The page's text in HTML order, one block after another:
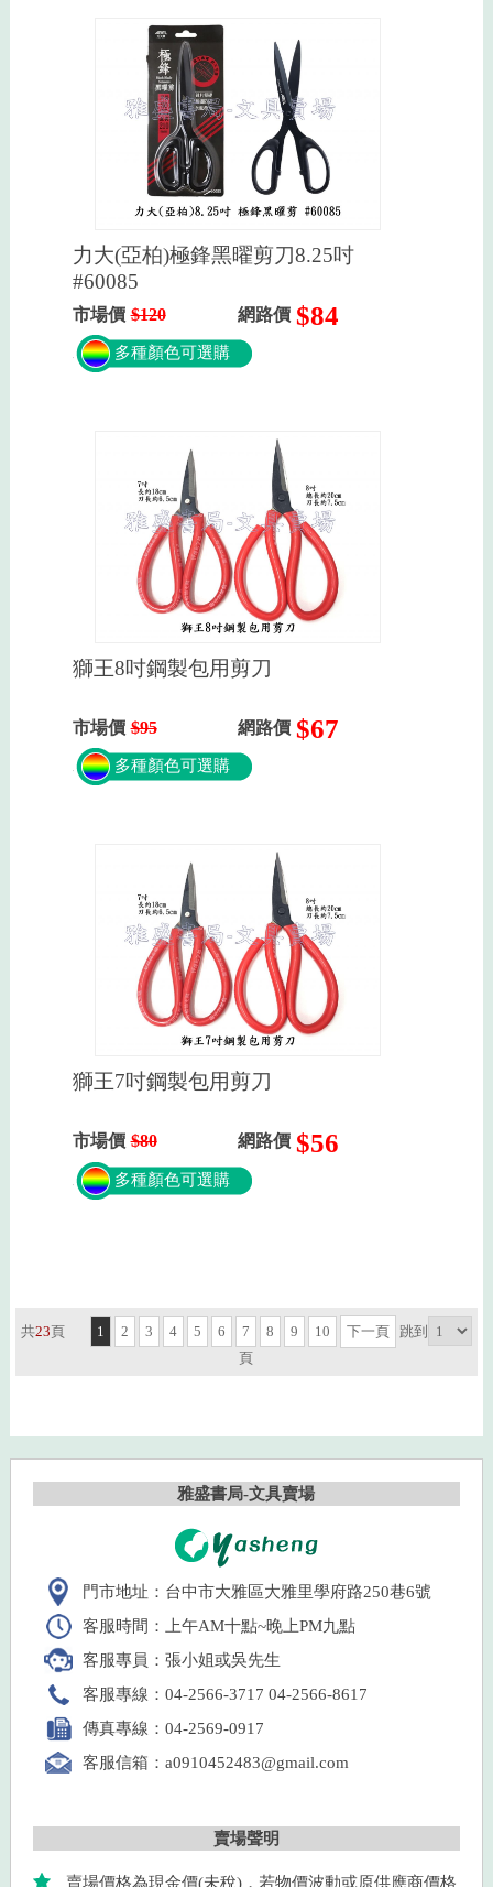
力大(亞柏)極鋒黑曜剪刀8.25吋
#60085
市場價 $120 網路價 $84
多種顏色可選購
獅王8吋鋼製包用剪刀
市場價 $95 網路價 $67
多種顏色可選購
獅王7吋鋼製包用剪刀
市場價 $80 網路價 $56
多種顏色可選購
共23頁 1 2 3 4 5 6 7 8 9 10 下一頁
跳到
頁
雅盛書局-文具賣場
門市地址：台中市大雅區大雅里學府路250巷6號
客服時間：上午AM十點~晚上PM九點
客服專員：張小姐或吳先生
客服專線：04-2566-3717 04-2566-8617
傳真專線：04-2569-0917
客服信箱：a0910452483@gmail.com
賣場聲明
賣場價格為現金價(未稅)，若物價波動或原供應商價格